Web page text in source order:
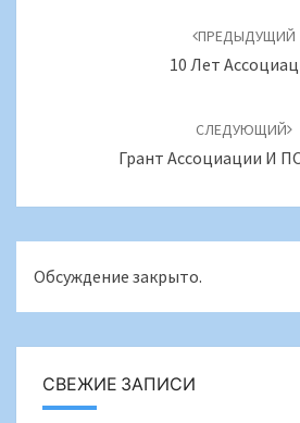
ПРЕДЫДУЩИЙ
10 Лет
СЛЕДУЮЩИЙ
Грант Ассоциации И
Обсуждение закрыто.
СВЕЖИЕ ЗАПИСИ